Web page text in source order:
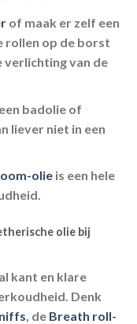
of maak er zelf een
rollen op de borst
verlichting van de
badolie of
liever niet in een
olieis een hele
olie bij
kant en klare
Denk
, de Breath roll-